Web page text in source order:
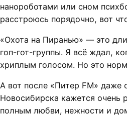
нанороботами или сном
расстроюсь порядочно, вот
«Охота на Пиранью» — это
гоп-гот-группы. Я всё ждал,
хриплым голосом. Но это
А вот после «Питер FM» даже
Новосибирска кажется очень
полным любви, нежности и